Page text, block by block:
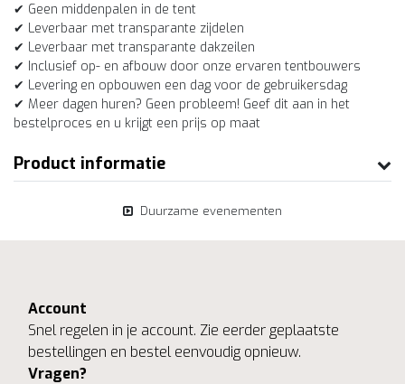
✔ Geen middenpalen in de tent
✔ Leverbaar met transparante zijdelen
✔ Leverbaar met transparante dakzeilen
✔ Inclusief op- en afbouw door onze ervaren tentbouwers
✔ Levering en opbouwen een dag voor de gebruikersdag
✔ Meer dagen huren? Geen probleem! Geef dit aan in het
bestelproces en u krijgt een prijs op maat
Product informatie
Duurzame evenementen
Account
Snel regelen in je account. Zie eerder geplaatste
bestellingen en bestel eenvoudig opnieuw.
Vragen?